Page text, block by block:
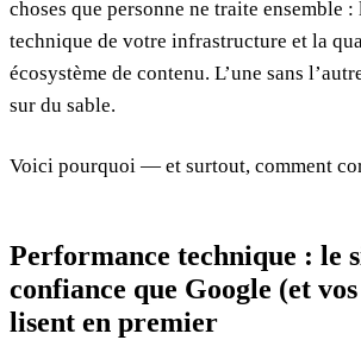
choses que personne ne traite ensemble
technique de votre infrastructure et la
écosystème de contenu. L’une sans
sur du sable.
Voici pourquoi — et surtout, comment
Performance technique : le
confiance que Google (et
lisent en premier